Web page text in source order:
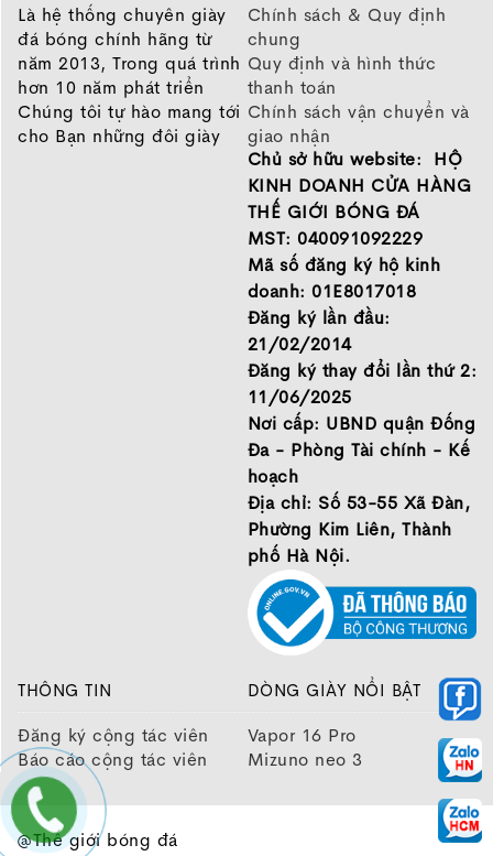
Là hệ thống chuyên giày
đá bóng chính hãng từ
năm 2013, Trong quá trình
hơn 10 năm phát triển
Chúng tôi tự hào mang tới
cho Bạn những đôi giày
Chính sách & Quy định
chung
Quy định và hình thức
thanh toán
Chính sách vận chuyển và
giao nhận
Chính sách bảo hành
Chính sách bảo mật thông
tin
Chủ sở hữu website: HỘ
KINH DOANH CỬA HÀNG
THẾ GIỚI BÓNG ĐÁ
MST: 040091092229
Mã số đăng ký hộ kinh
doanh: 01E8017018
Đăng ký lần đầu:
21/02/2014
Đăng ký thay đổi lần thứ 2:
11/06/2025
Nơi cấp: UBND quận Đống
Đa - Phòng Tài chính - Kế
hoạch
Địa chỉ: Số 53-55 Xã Đàn,
Phường Kim Liên, Thành
phố Hà Nội.
THÔNG TIN
Đăng ký cộng tác viên
Báo cáo cộng tác viên
DÒNG GIÀY NỔI BẬT
Vapor 16 Pro
Mizuno neo 3
@Thế giới bóng đá